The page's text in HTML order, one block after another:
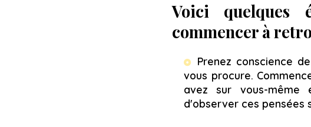
Voici quelques
commencer à
Prenez conscience
vous procure.
avez sur vous-même
d'observer ces pensées